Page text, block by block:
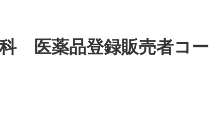
医薬品登録販売者コー